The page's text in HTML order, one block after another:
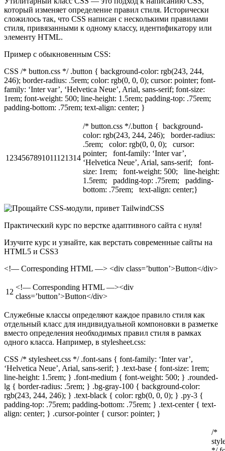
который изменяет определение правил стиля. Исторически
сложилось так, что CSS написан с несколькими правилами
стиля, привязанными к одному классу, идентификатору или
элементу HTML.
Пример с обыкновенным CSS:
CSS /* button.css */ .button { background-color: rgb(243, 244,
246); border-radius: .5rem; color: rgb(0, 0, 0); cursor: pointer; font-
family: ‘Inter var’, ‘Helvetica Neue’, Arial, sans-serif; font-size:
1rem; font-weight: 500; line-height: 1.5rem; padding-top: .75rem;
padding-bottom: .75rem; text-align: center; }
1234567891011121314
/* button.css */.button { background-
color: rgb(243, 244, 246); border-radius:
.5rem; color: rgb(0, 0, 0); cursor:
pointer; font-family: ‘Inter var’,
‘Helvetica Neue’, Arial, sans-serif; font-
size: 1rem; font-weight: 500; line-height:
1.5rem; padding-top: .75rem; padding-
bottom: .75rem; text-align: center;}
Практический курс по верстке адаптивного сайта с нуля!
Изучите курс и узнайте, как верстать современные сайты на
HTML5 и CSS3
<!— Corresponding HTML —> <div class=’button’>Button</div>
12
<!— Corresponding HTML —><div
class=’button’>Button</div>
Служебные классы определяют каждое правило стиля как
отдельный класс для индивидуальной компоновки в разметке
вместо определения необходимых правил стиля в рамках
одного класса. Например, в stylesheet.css:
CSS /* stylesheet.css */ .font-sans { font-family: ‘Inter var’,
‘Helvetica Neue’, Arial, sans-serif; } .text-base { font-size: 1rem;
line-height: 1.5rem; } .font-medium { font-weight: 500; } .rounded-
lg { border-radius: .5rem; } .bg-gray-100 { background-color:
rgb(243, 244, 246); } .text-black { color: rgb(0, 0, 0); } .py-3 {
padding-top: .75rem; padding-bottom: .75rem; } .text-center { text-
align: center; } .cursor-pointer { cursor: pointer; }
/*